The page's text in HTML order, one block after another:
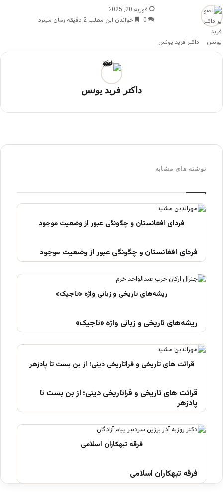
داکتر فرید یونس
فوریه 20, 2025
0
خواندن این مطلب 2 دقیقه زمان میبرد
داکتر فرید یونس
نوشته های مشابه
فردای افغانستان و چگونگی عبور از وضعیت موجود
ریشه‌های تاریخی و زبانی واژه «تاجیک»
قرائت های تاریخی و فراتاریخی دینی؛ از بن بست تا
پادزهر
فرقه تبهکاران اسلامی